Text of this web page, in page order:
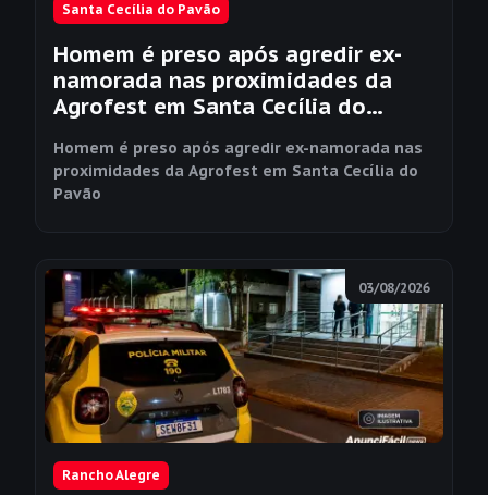
Santa Cecília do Pavão
Homem é preso após agredir ex-
namorada nas proximidades da
Agrofest em Santa Cecília do
Homem é preso após agredir ex-namorada nas
proximidades da Agrofest em Santa Cecília do
Pavão
03/08/2026
Rancho Alegre